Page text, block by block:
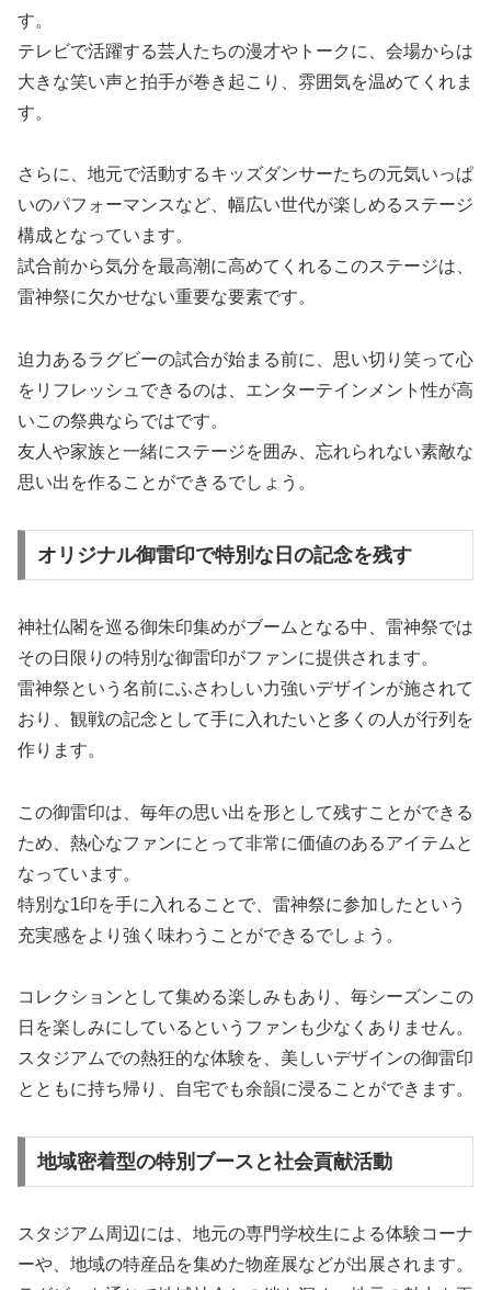
す。
テレビで活躍する芸人たちの漫才やトークに、会場からは
大きな笑い声と拍手が巻き起こり、雰囲気を温めてくれま
す。
さらに、地元で活動するキッズダンサーたちの元気いっぱ
いのパフォーマンスなど、幅広い世代が楽しめるステージ
構成となっています。
試合前から気分を最高潮に高めてくれるこのステージは、
雷神祭に欠かせない重要な要素です。
迫力あるラグビーの試合が始まる前に、思い切り笑って心
をリフレッシュできるのは、エンターテインメント性が高
いこの祭典ならではです。
友人や家族と一緒にステージを囲み、忘れられない素敵な
思い出を作ることができるでしょう。
オリジナル御雷印で特別な日の記念を残す
神社仏閣を巡る御朱印集めがブームとなる中、雷神祭では
その日限りの特別な御雷印がファンに提供されます。
雷神祭という名前にふさわしい力強いデザインが施されて
おり、観戦の記念として手に入れたいと多くの人が行列を
作ります。
この御雷印は、毎年の思い出を形として残すことができる
ため、熱心なファンにとって非常に価値のあるアイテムと
なっています。
特別な1印を手に入れることで、雷神祭に参加したという
充実感をより強く味わうことができるでしょう。
コレクションとして集める楽しみもあり、毎シーズンこの
日を楽しみにしているというファンも少なくありません。
スタジアムでの熱狂的な体験を、美しいデザインの御雷印
とともに持ち帰り、自宅でも余韻に浸ることができます。
地域密着型の特別ブースと社会貢献活動
スタジアム周辺には、地元の専門学校生による体験コーナ
ーや、地域の特産品を集めた物産展などが出展されます。